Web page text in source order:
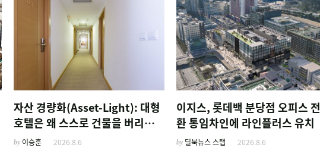
자산 경량화(Asset-Light): 대형
호텔은 왜 스스로 건물을 버리고
'이름'만 팔기 시작했을까
by 이승훈 2026.8.6
이지스, 롯데백 분당점 오피스 전
환 통임차인에 라인플러스 유치
by 딜북뉴스 스탭 2026.8.6